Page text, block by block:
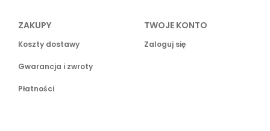
ZAKUPY
Koszty dostawy
Gwarancja i zwroty
Płatności
TWOJE KONTO
Zaloguj się